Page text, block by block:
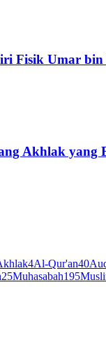
Fisik Umar
Akhlak yang
4Al-Qur'an40
25Muhasabah195